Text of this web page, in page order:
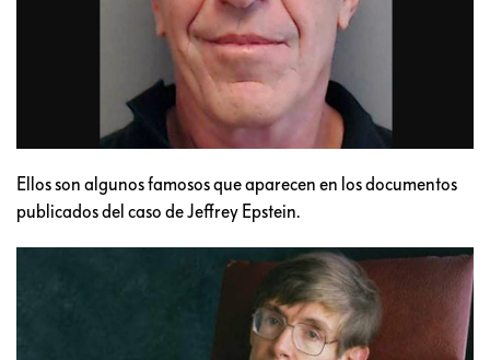
Ellos son algunos famosos que aparecen en los documentos
publicados del caso de Jeffrey Epstein.